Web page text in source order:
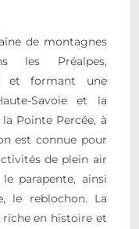
de montagnes
les Préalpes,
et formant une
Savoie et la
Pointe Percée, à
est connue pour
de plein air
parapente, ainsi
le reblochon. La
en histoire et